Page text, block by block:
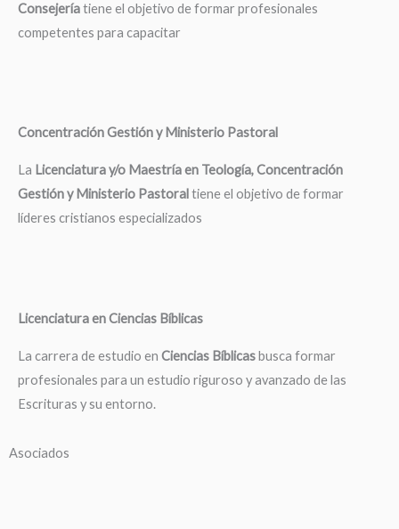
Consejeríatiene el objetivo de formar profesionales
competentes para capacitar
Concentración Gestión y Ministerio Pastoral
La Licenciatura y/o Maestría en Teología, Concentración
Gestión y Ministerio Pastoraltiene el objetivo de formar
líderes cristianos especializados
Licenciatura en Ciencias Bíblicas
La carrera de estudio en Ciencias Bíblicasbusca formar
profesionales para un estudio riguroso y avanzado de las
Escrituras y su entorno.
Asociados